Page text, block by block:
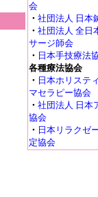
会
・ 社団法人 日本
・ 社団法人 全日
サージ師会
・ 日本手技療法
各種療法協会
・ 日本ホリステ
マセラピー協会
・ 社団法人 日本
協会
・ 日本リラクゼ
定協会